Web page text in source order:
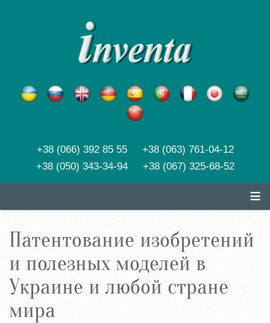
+38 (066) 392 85 55 +38 (063) 761-04-12
+38 (050) 343-34-94 +38 (067) 325-68-52
≡
Патентование изобретений
и полезных моделей в
Украине и любой стране
мира